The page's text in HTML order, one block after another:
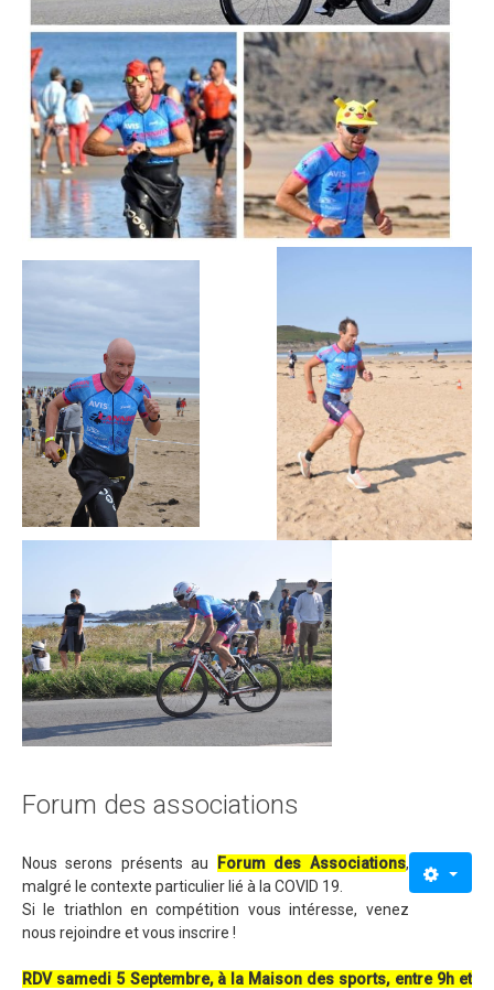
Forum des associations
Nous serons présents au Forum des Associations,
malgré le contexte particulier lié à la COVID 19.
Si le triathlon en compétition vous intéresse, venez
nous rejoindre et vous inscrire !
RDV samedi 5 Septembre, à la Maison des sports, entre 9h et